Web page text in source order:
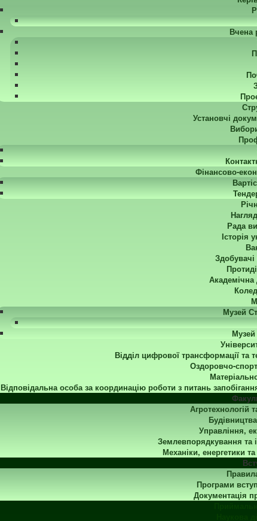
Вчена
Установчі
Фінансово-
Рада
Історія
Академічна
Музей
Музей
Відділ цифрової трансформації та
Оздоровчо-
Відповідальна особа за координацію роботи з питань
Агротехнологій
Управління,
Землевпорядкування та
Механіки, енергетики
Програми
Документація